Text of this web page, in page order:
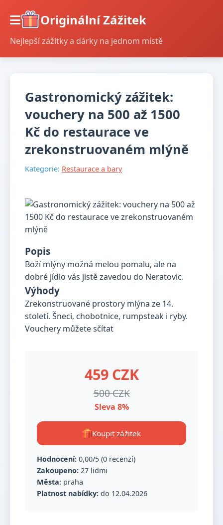
Originální Zážitek
Nejlepší zážitky a dárky na jednom místě
Gastronomický zážitek:
vouchery na 500 až 1500
Kč do restaurace ve
zrekonstruovaném mlýně
Kategorie: Restaurace a bary
Popis
Boží mlýny možná melou pomalu, ale na
dobré jídlo vás jistě zavedou do Neratovic.
Výhody
Zrekonstruované prostory mlýna ze 14.
století. Šneci, chobotnice, rumpsteak i ryby.
Vouchery můžete sčítat
459 CZK
500 CZK
Sleva 8%
Koupit zážitek
Hodnocení: 0,00/5 (0 recenzí)
Zakoupeno: 27 lidmi
Města: praha
Platnost nabídky: do 12.04.2026